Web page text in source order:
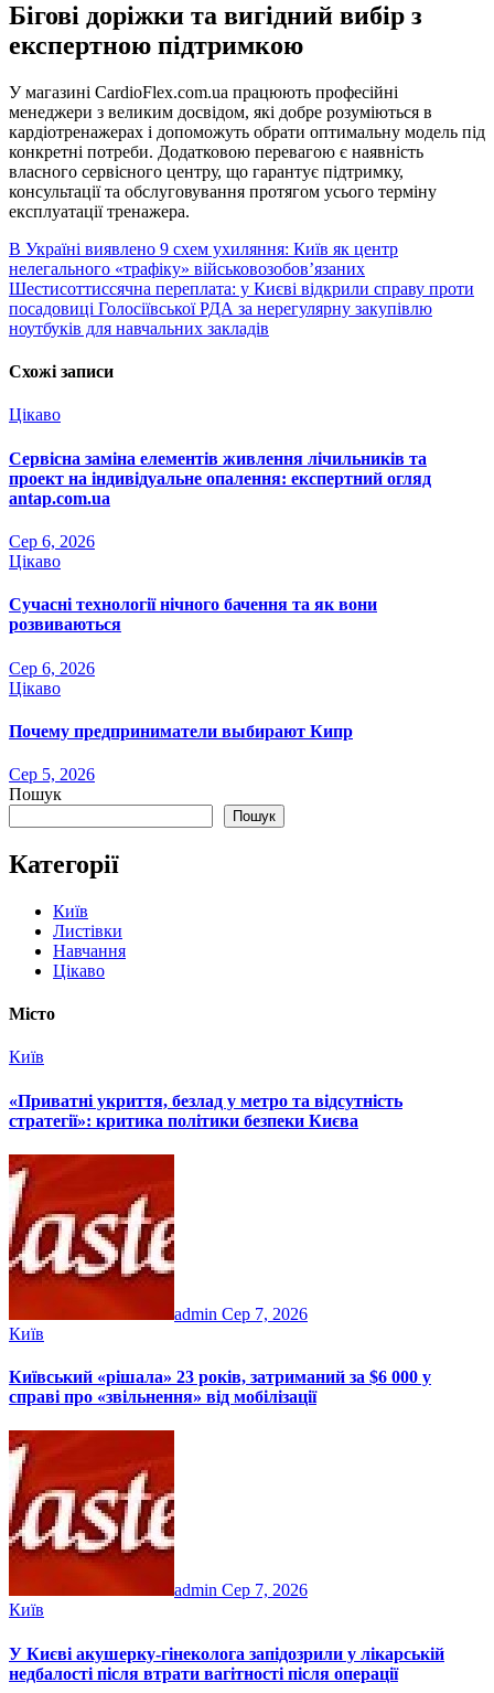
Бігові доріжки та вигідний вибір з
експертною підтримкою
У магазині CardioFlex.com.ua працюють професійні
менеджери з великим досвідом, які добре розуміються в
кардіотренажерах і допоможуть обрати оптимальну модель під
конкретні потреби. Додатковою перевагою є наявність
власного сервісного центру, що гарантує підтримку,
консультації та обслуговування протягом усього терміну
експлуатації тренажера.
Навігація
записів
В Україні виявлено 9 схем ухиляння: Київ як центр
нелегального «трафіку» військовозобов’язаних
Шестисоттиссячна переплата: у Києві відкрили справу проти
посадовиці Голосіївської РДА за нерегулярну закупівлю
ноутбуків для навчальних закладів
Схожі записи
Цікаво
Сервісна заміна елементів живлення лічильників та
проект на індивідуальне опалення: експертний огляд
antap.com.ua
Сер 6, 2026
Цікаво
Сучасні технології нічного бачення та як вони
розвиваються
Сер 6, 2026
Цікаво
Почему предприниматели выбирают Кипр
Сер 5, 2026
Пошук
Пошук
Категорії
Київ
Листівки
Навчання
Цікаво
Місто
Київ
«Приватні укриття, безлад у метро та відсутність
стратегії»: критика політики безпеки Києва
admin Сер 7, 2026
Київ
Київський «рішала» 23 років, затриманий за $6 000 у
справі про «звільнення» від мобілізації
admin Сер 7, 2026
Київ
У Києві акушерку-гінеколога запідозрили у лікарській
недбалості після втрати вагітності після операції